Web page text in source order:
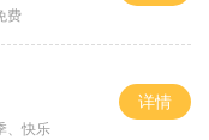
费
、快乐
详情